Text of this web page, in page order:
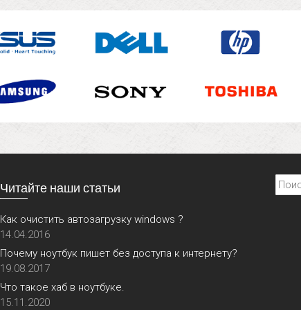
Читайте наши статьи
Как очистить автозагрузку windows ?
14.04.2016
Почему ноутбук пишет без доступа к интернету?
19.08.2017
Что такое хаб в ноутбуке.
15.11.2020